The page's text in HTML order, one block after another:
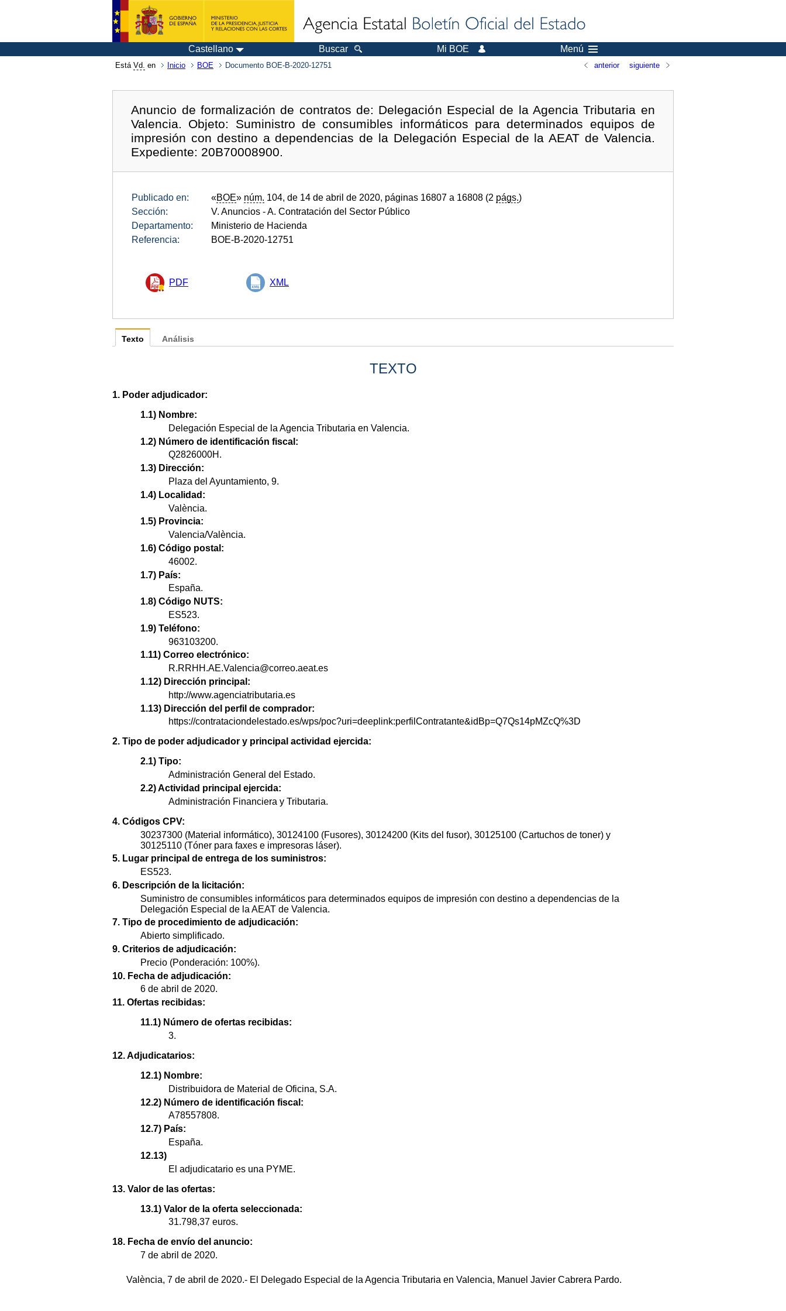
Castellano Buscar Mi BOE Menú
Está Vd. en Inicio BOE Documento BOE-B-2020-12751 anterior siguiente
Anuncio de formalización de contratos de: Delegación Especial de la Agencia Tributaria en
Valencia. Objeto: Suministro de consumibles informáticos para determinados equipos de
impresión con destino a dependencias de la Delegación Especial de la AEAT de Valencia.
Expediente: 20B70008900.
Publicado en: «BOE» núm. 104, de 14 de abril de 2020, páginas 16807 a 16808 (2 págs.)
Sección:
V. Anuncios - A. Contratación del Sector Público
Departamento:
Ministerio de Hacienda
Referencia:
BOE-B-2020-12751
PDF XML
Texto
TEXTO
1. Poder adjudicador:
1.1) Nombre:
Delegación Especial de la Agencia Tributaria en Valencia.
1.2) Número de identificación fiscal:
Q2826000H.
1.3) Dirección:
Plaza del Ayuntamiento, 9.
1.4) Localidad:
València.
1.5) Provincia:
Valencia/València.
1.6) Código postal:
46002.
1.7) País:
España.
1.8) Código NUTS:
ES523.
1.9) Teléfono:
963103200.
1.11) Correo electrónico:
R.RRHH.AE.Valencia@correo.aeat.es
1.12) Dirección principal:
http://www.agenciatributaria.es
1.13) Dirección del perfil de comprador:
https://contrataciondelestado.es/wps/poc?uri=deeplink:perfilContratante&idBp=Q7Qs14pMZcQ%3D
2. Tipo de poder adjudicador y principal actividad ejercida:
2.1) Tipo:
Administración General del Estado.
2.2) Actividad principal ejercida:
Administración Financiera y Tributaria.
4. Códigos CPV:
30237300 (Material informático), 30124100 (Fusores), 30124200 (Kits del fusor), 30125100 (Cartuchos de toner) y
30125110 (Tóner para faxes e impresoras láser).
5. Lugar principal de entrega de los suministros:
ES523.
6. Descripción de la licitación:
Suministro de consumibles informáticos para determinados equipos de impresión con destino a dependencias de la
Delegación Especial de la AEAT de Valencia.
7. Tipo de procedimiento de adjudicación:
Abierto simplificado.
9. Criterios de adjudicación:
Precio (Ponderación: 100%).
10. Fecha de adjudicación:
6 de abril de 2020.
11. Ofertas recibidas:
11.1) Número de ofertas recibidas:
3.
12. Adjudicatarios:
12.1) Nombre:
Distribuidora de Material de Oficina, S.A.
12.2) Número de identificación fiscal:
A78557808.
12.7) País:
España.
12.13)
El adjudicatario es una PYME.
13. Valor de las ofertas:
13.1) Valor de la oferta seleccionada:
31.798,37 euros.
18. Fecha de envío del anuncio:
7 de abril de 2020.
València, 7 de abril de 2020.- El Delegado Especial de la Agencia Tributaria en Valencia, Manuel Javier Cabrera Pardo.
Análisis